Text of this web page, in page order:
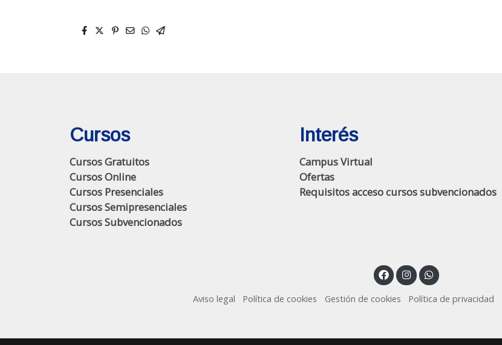
Cursos
Cursos Gratuitos
Cursos Online
Cursos Presenciales
Cursos Semipresenciales
Cursos Subvencionados
Interés
Campus Virtual
Ofertas
Requisitos acceso cursos subvencionados
Aviso legal Política de cookies Gestión de cookies Política de privacidad